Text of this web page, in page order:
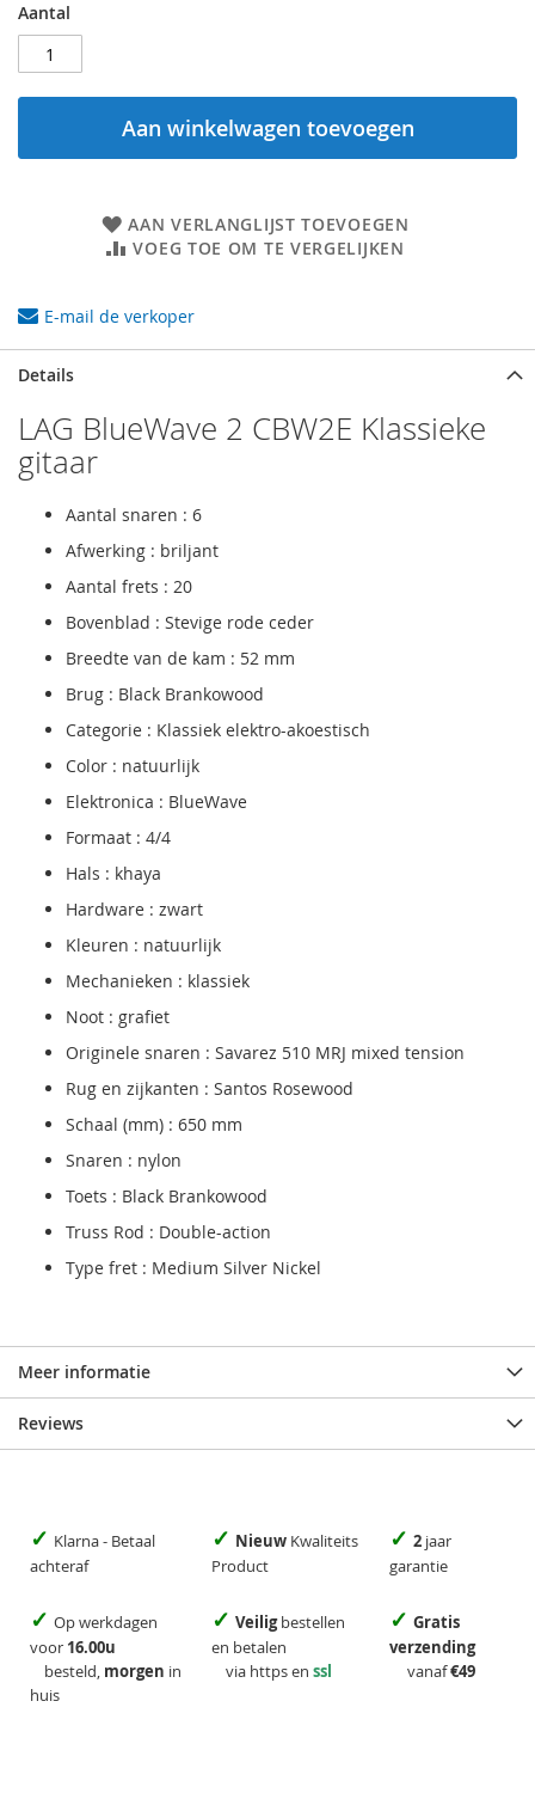
Aantal
Aan winkelwagen toevoegen
AAN VERLANGLIJST TOEVOEGEN
VOEG TOE OM TE VERGELIJKEN
E-mail de verkoper
Details
LAG BlueWave 2 CBW2E Klassieke
gitaar
Aantal snaren : 6
Afwerking : briljant
Aantal frets : 20
Bovenblad : Stevige rode ceder
Breedte van de kam : 52 mm
Brug : Black Brankowood
Categorie : Klassiek elektro-akoestisch
Color : natuurlijk
Elektronica : BlueWave
Formaat : 4/4
Hals : khaya
Hardware : zwart
Kleuren : natuurlijk
Mechanieken : klassiek
Noot : grafiet
Originele snaren : Savarez 510 MRJ mixed tension
Rug en zijkanten : Santos Rosewood
Schaal (mm) : 650 mm
Snaren : nylon
Toets : Black Brankowood
Truss Rod : Double-action
Type fret : Medium Silver Nickel
Meer informatie
Reviews
✓ Klarna - Betaal
achteraf
✓ Nieuw Kwaliteits
Product
✓ 2 jaar
garantie
✓ Op werkdagen
voor 16.00u
besteld, morgen in
huis
✓ Veiligbestellen
en betalen
via https en ssl
✓ Gratis
verzending
vanaf€49